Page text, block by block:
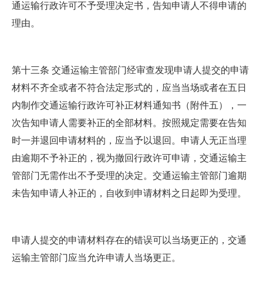
通运输行政许可不予受理决定书，告知申请人不得申请的
理由。
第十三条 交通运输主管部门经审查发现申请人提交的申请
材料不齐全或者不符合法定形式的，应当当场或者在五日
内制作交通运输行政许可补正材料通知书（附件五），一
次告知申请人需要补正的全部材料。按照规定需要在告知
时一并退回申请材料的，应当予以退回。申请人无正当理
由逾期不予补正的，视为撤回行政许可申请，交通运输主
管部门无需作出不予受理的决定。交通运输主管部门逾期
未告知申请人补正的，自收到申请材料之日起即为受理。
申请人提交的申请材料存在的错误可以当场更正的，交通
运输主管部门应当允许申请人当场更正。